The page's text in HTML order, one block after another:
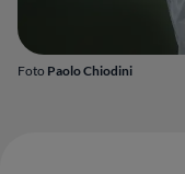
Foto Paolo Chiodini